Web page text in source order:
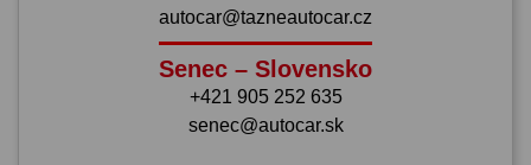
autocar@tazneautocar.cz
Senec – Slovensko
+421 905 252 635
senec@autocar.sk